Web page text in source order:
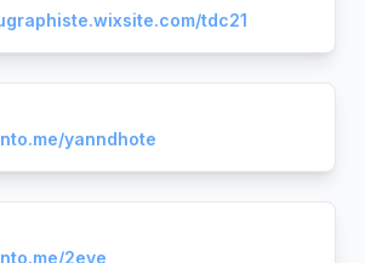
tdc21
yanndhote
2eye